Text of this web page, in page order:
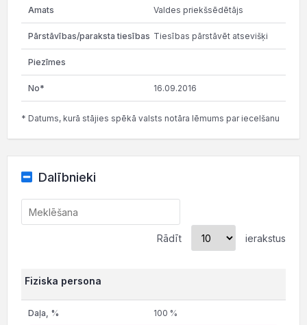
Valdes priekšsēdētājs
Tiesības pārstāvēt atsevišķi
16.09.2016
* Datums, kurā stājies spēkā valsts notāra lēmums par iecelšanu
Dalībnieki
Rādīt ierakstus
Fiziska persona
100 %